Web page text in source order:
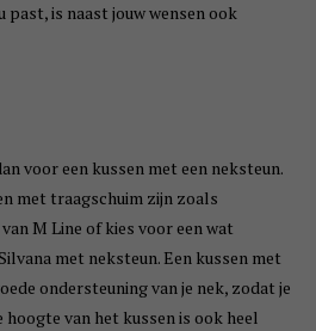
past, is naast jouw wensen ook
voor een kussen met een neksteun.
met traagschuim zijn zoals
M Line of kies voor een wat
met neksteun. Een kussen met
ondersteuning van je nek, zodat je
van het kussen is ook heel